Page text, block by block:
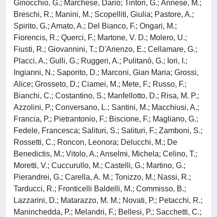
Ginocchio, G.; Marchese, Dario; Tintori, G.; Annese, M.;
Breschi, R.; Manini, M.; Scopelliti, Giulia; Pastore, A.;
Spirito, G.; Amato, A.; Del Bianco, F.; Ongari, M.;
Fiorencis, R.; Querci, F.; Martone, V. D.; Molero, U.;
Fiusti, R.; Giovannini, T.; D'Arienzo, E.; Cellamare, G.;
Placci, A.; Gulli, G.; Ruggeri, A.; Pulitanò, G.; Iori, I.;
Ingianni, N.; Saporito, D.; Marconi, Gian Maria; Grossi,
Alice; Grosseto, D.; Ciamei, M.; Mete, F.; Russo, F.;
Bianchi, C.; Costantino, S.; Manfellotto, D.; Risa, M. P.;
Azzolini, P.; Conversano, L.; Santini, M.; Macchiusi, A.;
Francia, P.; Pietrantonio, F.; Biscione, F.; Magliano, G.;
Fedele, Francesca; Salituri, S.; Salituri, F.; Zamboni, S.;
Rossetti, C.; Roncon, Leonora; Delucchi, M.; De
Benedictis, M.; Vitolo, A.; Anselmi, Michela; Celino, T.;
Moretti, V.; Cuccurullo, M.; Castelli, G.; Martino, G.;
Pierandrei, G.; Carella, A. M.; Tonizzo, M.; Nassi, R.;
Tarducci, R.; Fronticelli Baldelli, M.; Commisso, B.;
Lazzarini, D.; Matarazzo, M. M.; Novati, P.; Petacchi, R.;
Maninchedda, P.; Melandri, F.; Bellesi, P.; Sacchetti, C.;